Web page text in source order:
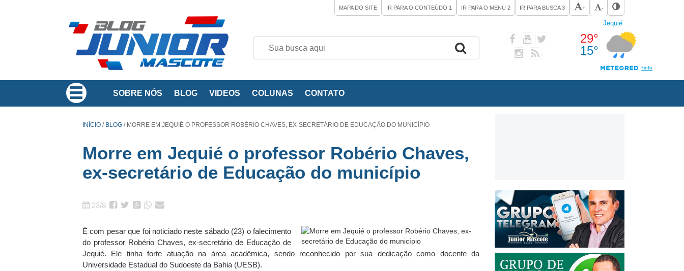
MAPA DO SITE IR PARA O CONTEÚDO 1 IR PARA O MENU 2 IR PARA BUSCA3 + -
SOBRE NÓS BLOG VIDEOS COLUNAS CONTATO
INÍCIO / BLOG /MORRE EM JEQUIÉ O PROFESSOR ROBÉRIO CHAVES, EX-SECRETÁRIO DE EDUCAÇÃO DO MUNICÍPIO
Morre em Jequié o professor Robério Chaves,
ex-secretário de Educação do município
23/8
É com pesar que foi noticiado neste sábado (23) o falecimento
do professor Robério Chaves, ex-secretário de Educação de
Jequié. Ele tinha forte atuação na área acadêmica, sendo reconhecido por sua dedicação como docente da
Universidade Estadual do Sudoeste da Bahia (UESB).